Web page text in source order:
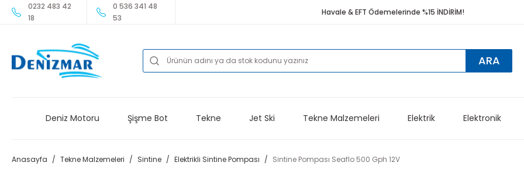
0232 483 42
18
0 536 341 48
53
Havale & EFT Ödemelerinde %15 İNDİRİM!
ARA
Deniz Motoru Şişme Bot Tekne Jet Ski Tekne Malzemeleri Elektrik Elektronik
Anasayfa Tekne Malzemeleri Sintine Elektrikli Sintine Pompası Sintine Pompası Seaflo 500 Gph 12V